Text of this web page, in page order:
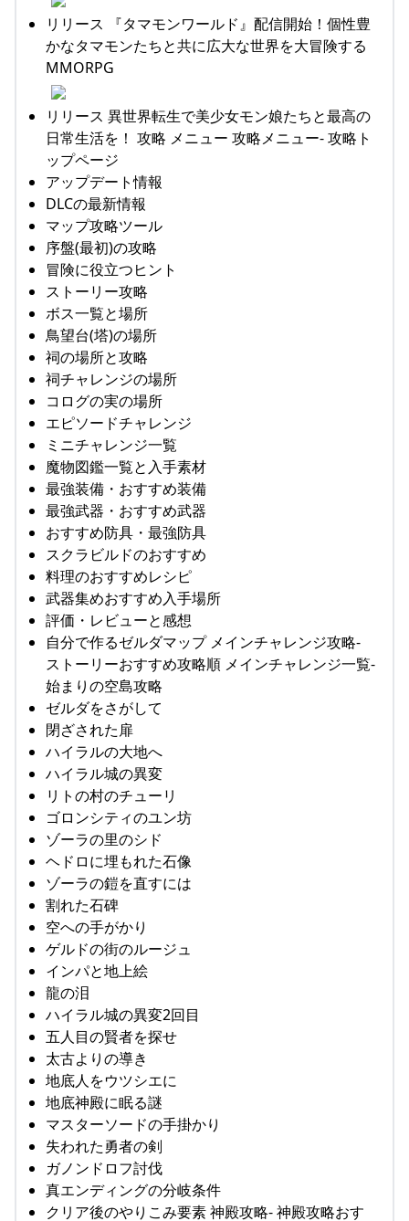
リリース 『タマモンワールド』配信開始！個性豊
かなタマモンたちと共に広大な世界を大冒険する
MMORPG
リリース 異世界転生で美少女モン娘たちと最高の
日常生活を！ 攻略 メニュー 攻略メニュー- 攻略ト
ップページ
アップデート情報
DLCの最新情報
マップ攻略ツール
序盤(最初)の攻略
冒険に役立つヒント
ストーリー攻略
ボス一覧と場所
鳥望台(塔)の場所
祠の場所と攻略
祠チャレンジの場所
コログの実の場所
エピソードチャレンジ
ミニチャレンジ一覧
魔物図鑑一覧と入手素材
最強装備・おすすめ装備
最強武器・おすすめ武器
おすすめ防具・最強防具
スクラビルドのおすすめ
料理のおすすめレシピ
武器集めおすすめ入手場所
評価・レビューと感想
自分で作るゼルダマップ メインチャレンジ攻略-
ストーリーおすすめ攻略順 メインチャレンジ一覧-
始まりの空島攻略
ゼルダをさがして
閉ざされた扉
ハイラルの大地へ
ハイラル城の異変
リトの村のチューリ
ゴロンシティのユン坊
ゾーラの里のシド
ヘドロに埋もれた石像
ゾーラの鎧を直すには
割れた石碑
空への手がかり
ゲルドの街のルージュ
インパと地上絵
龍の泪
ハイラル城の異変2回目
五人目の賢者を探せ
太古よりの導き
地底人をウツシエに
地底神殿に眠る謎
マスターソードの手掛かり
失われた勇者の剣
ガノンドロフ討伐
真エンディングの分岐条件
クリア後のやりこみ要素 神殿攻略- 神殿攻略おす